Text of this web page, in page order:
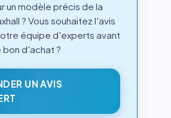
un modèle précis de la
? Vous souhaitez l'avis
équipe d'experts avant
bon d'achat ?
UN AVIS